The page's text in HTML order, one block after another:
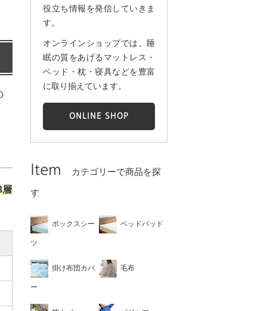
層
役立ち情報を発信していきま
す。
オンラインショップでは、睡
眠の質をあげるマットレス・
ベッド・枕・寝具などを豊富
に取り揃えています。
ONLINE SHOP
Item
カテゴリーで商品を探
す
ボックスシー
ツ
ベッドパッド
掛け布団カバ
ー
毛布